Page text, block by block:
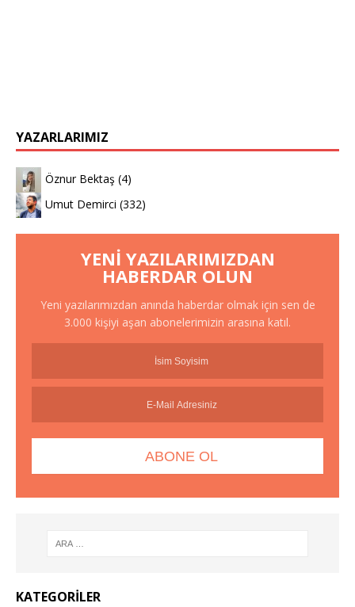
YAZARLARIMIZ
Öznur Bektaş (4)
Umut Demirci (332)
YENI YAZILARIMIZDAN
HABERDAR OLUN
Yeni yazılarımızdan anında haberdar olmak için sen de
3.000 kişiyi aşan abonelerimizin arasına katıl.
KATEGORILER